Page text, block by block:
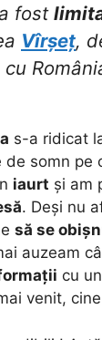
fost
Vîrșeț,
s-a ridicat
de somn pe
iaurt și am
. Deși nu
să se
auzeam
cu
venit,